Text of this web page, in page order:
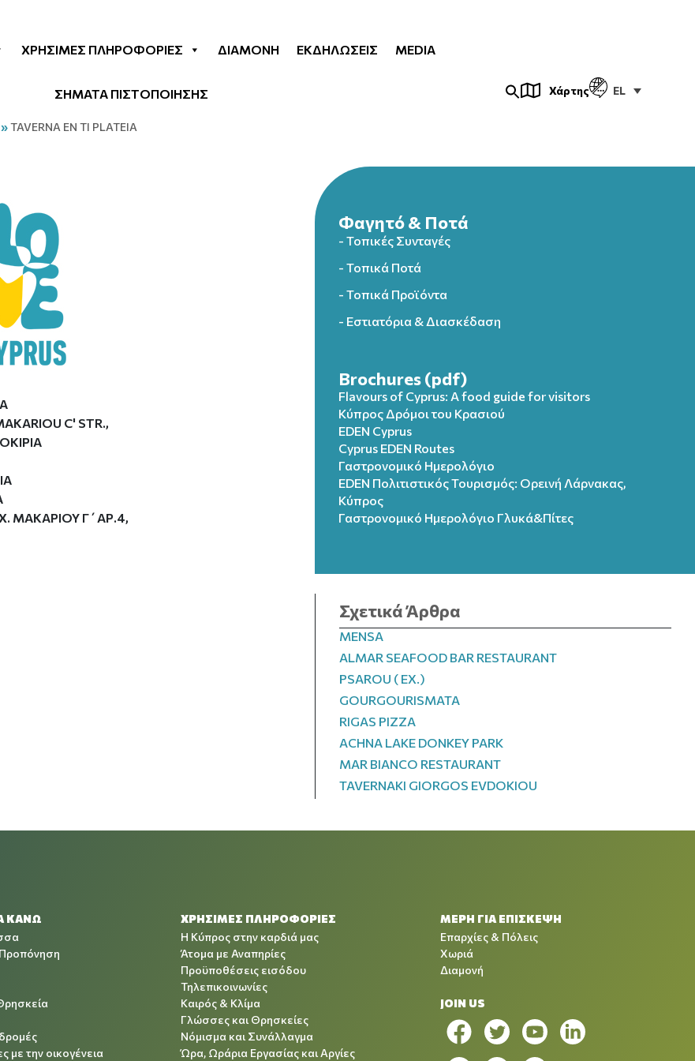
ΧΡΉΣΙΜΕΣ ΠΛΗΡΟΦΟΡΊΕΣ ΔΙΑΜΟΝΉ ΕΚΔΗΛΏΣΕΙΣ MEDIA
ΣΗΜΑΤΑ ΠΙΣΤΟΠΟΙΗΣΗΣ Χάρτης EL
»TAVERNA EN TI PLATEIA
C' STR.,
ΜΑΚΑΡΙΟΥ Γ΄ΑΡ.4,
Φαγητό & Ποτά
- Τοπικές Συνταγές
- Τοπικά Ποτά
- Τοπικά Προϊόντα
- Εστιατόρια & Διασκέδαση
Brochures (pdf)
Flavours of Cyprus: A food guide for visitors
Κύπρος Δρόμοι του Κρασιού
EDEN Cyprus
Cyprus EDEN Routes
Γαστρονομικό Ημερολόγιο
EDEN Πολιτιστικός Τουρισμός: Ορεινή Λάρνακας,
Κύπρος
Γαστρονομικό Ημερολόγιo Γλυκά&Πίτες
Σχετικά Άρθρα
MENSA
ALMAR SEAFOOD BAR RESTAURANT
PSAROU ( EX.)
GOURGOURISMATA
RIGAS PIZZA
ACHNA LAKE DONΚEY PARK
MAR BIANCO RESTAURANT
TAVERNAKI GIORGOS EVDOKIOU
ΚΑΝΩ
με την οικογένεια
ΧΡΉΣΙΜΕΣ ΠΛΗΡΟΦΟΡΊΕΣ
Η Κύπρος στην καρδιά μας
Άτομα με Αναπηρίες
Προϋποθέσεις εισόδου
Τηλεπικοινωνίες
Καιρός & Κλίμα
Γλώσσες και Θρησκείες
Νόμισμα και Συνάλλαγμα
Ώρα, Ωράρια Εργασίας και Αργίες
ΜΕΡΗ ΓΙΑ ΕΠΙΣΚΕΨΗ
Επαρχίες & Πόλεις
Χωριά
Διαμονή
JOIN US